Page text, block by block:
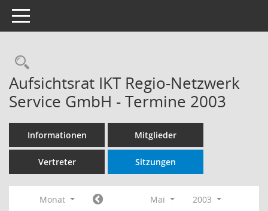
Toggle navigation
Rechercheauswahl
Aufsichtsrat IKT Regio-Netzwerk
Service GmbH - Termine 2003
Informationen Mitglieder
Vertreter Sitzungen
Monat Mai
2003